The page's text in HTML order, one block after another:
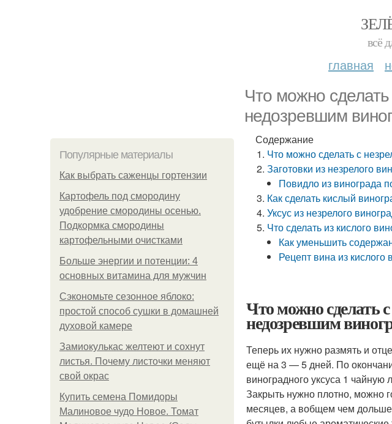
всё
главная
Что можно
недозревшим
Популярные материалы
Как выбрать саженцы гортензии
Картофель под смородину
удобрение смородины осенью.
Подкормка смородины
картофельными очистками
Больше энергии и потенции: 4
основных витамина для мужчин
Сэкономьте сезонное яблоко:
простой способ сушки в домашней
духовой камере
Замиокулькас желтеют и сохнут
листья. Почему листочки меняют
свой окрас
Купить семена Помидоры
Малиновое чудо Новое. Томат
Содержание
Что можно сделать с
Заготовки из незрелого
Повидло из винограда
Как сделать кислый
Уксус из незрелого
Что сделать из кислого
Как уменьшить
Рецепт вина из кислого
Что можно сделать
недозревшим
Теперь их нужно размять и
ещё на 3 — 5 дней. По
виноградного уксуса 1 чайную
Закрыть нужно плотно, можно
месяцев, а вобщем чем